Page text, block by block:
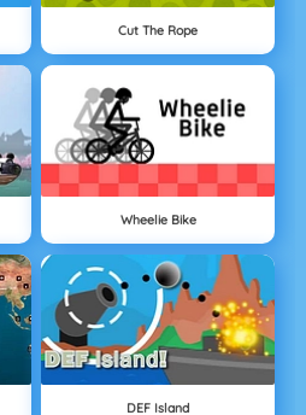
Cut The Rope
Wheelie Bike
DEF Island